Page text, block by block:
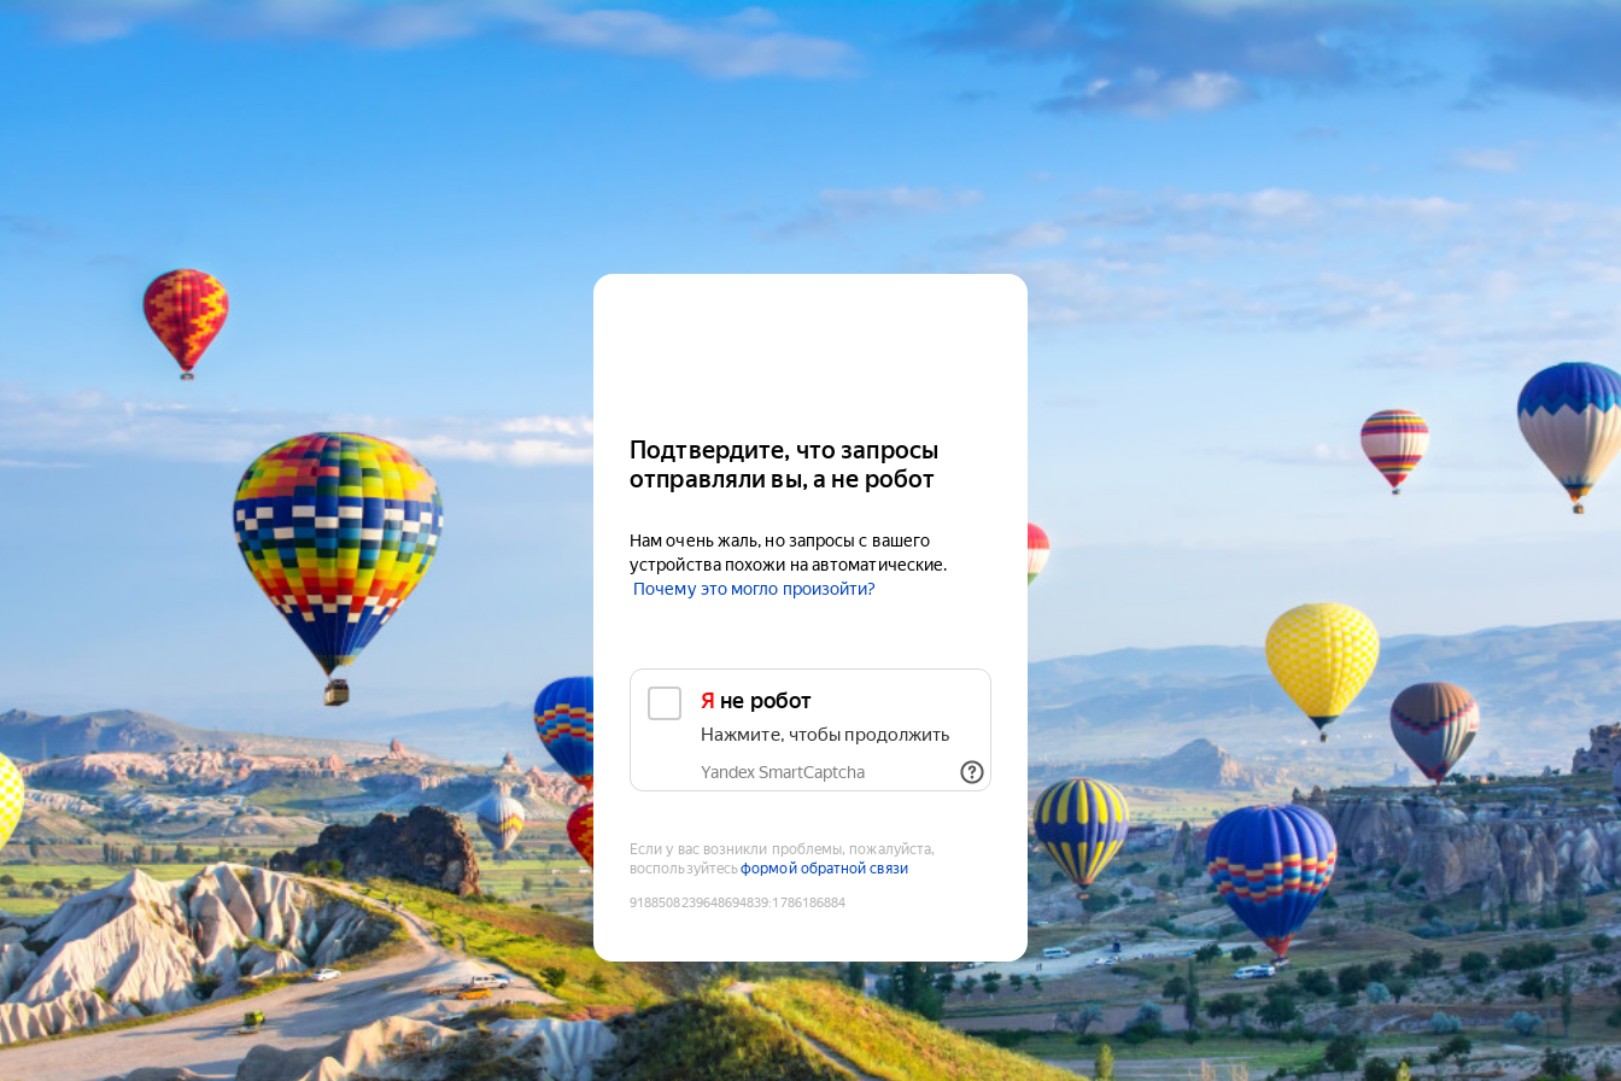
Подтвердите, что запросы
отправляли вы, а не робот
Нам очень жаль, но запросы с вашего
устройства похожи на автоматические.
Почему это могло произойти?
Я не робот
Нажмите, чтобы продолжить
Yandex SmartCaptcha
Если у вас возникли проблемы, пожалуйста,
воспользуйтесьформой обратной связи
9188508239648694839:1786186884